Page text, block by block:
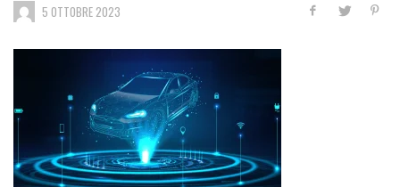
5 OTTOBRE 2023